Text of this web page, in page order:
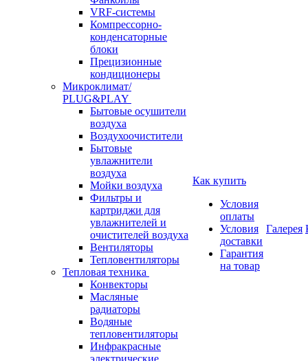
VRF-системы
Компрессорно-
конденсаторные
блоки
Прецизионные
кондиционеры
Микроклимат/
PLUG&PLAY
Бытовые осушители
воздуха
Воздухоочистители
Бытовые
увлажнители
воздуха
Мойки воздуха
Фильтры и
картриджи для
увлажнителей и
очистителей воздуха
Вентиляторы
Тепловентиляторы
Тепловая техника
Конвекторы
Масляные
радиаторы
Водяные
тепловентиляторы
Инфракрасные
электрические
Как купить
Условия
оплаты
Условия
доставки
Гарантия
на товар
Галерея